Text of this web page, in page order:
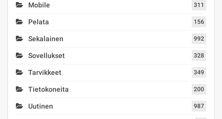
Mobile 311
Pelata 156
Sekalainen 992
Sovellukset 328
Tarvikkeet 349
Tietokoneita 200
Uutinen 987